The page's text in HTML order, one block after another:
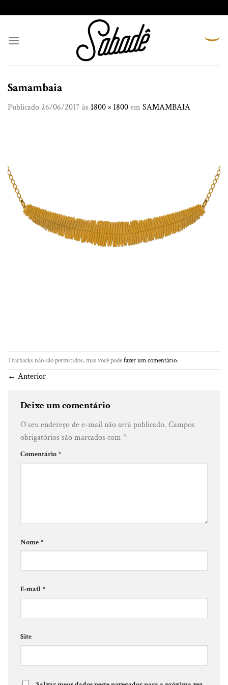
to
Samambaia
Publicado 26/06/2017 às 1800 × 1800em SAMAMBAIA
Tracbacks não são permitidos, mas você podefazer um comentário.
← Anterior
Deixe um comentário
O seu endereço de e-mail não será publicado. Campos
obrigatórios são marcados com *
Comentário*
Nome*
E-mail *
Site